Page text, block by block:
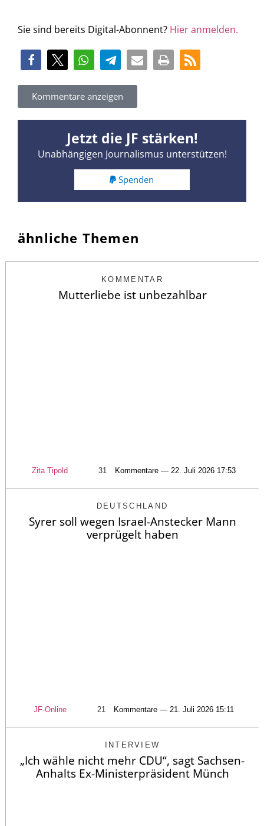
Sie sind bereits Digital-Abonnent? Hier anmelden.
Kommentare anzeigen
Jetzt die JF stärken!
Unabhängigen Journalismus unterstützen!
Spenden
ähnliche Themen
KOMMENTAR
Mutterliebe ist unbezahlbar
Zita Tipold 31 Kommentare — 22. Juli 2026 17:53
DEUTSCHLAND
Syrer soll wegen Israel-Anstecker Mann
verprügelt haben
JF-Online 21 Kommentare — 21. Juli 2026 15:11
INTERVIEW
„Ich wähle nicht mehr CDU“, sagt Sachsen-
Anhalts Ex-Ministerpräsident Münch